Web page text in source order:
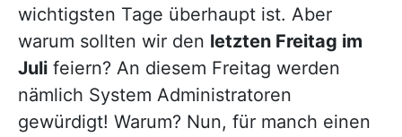
wichtigsten Tage überhaupt ist. Aber
warum sollten wir den letzten Freitag im
Juli feiern? An diesem Freitag werden
nämlich System Administratoren
gewürdigt! Warum? Nun, für manch einen